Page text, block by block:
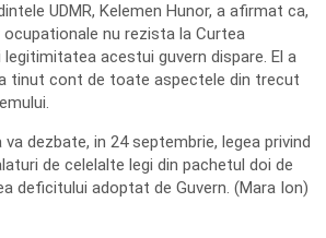
UDMR, Kelemen Hunor, a afirmat ca,
nu rezista la Curtea
acestui guvern dispare. El a
tinut cont de toate aspectele din trecut
dezbate, in 24 septembrie, legea privind
de celelalte legi din pachetul doi de
deficitului adoptat de Guvern. (Mara Ion)